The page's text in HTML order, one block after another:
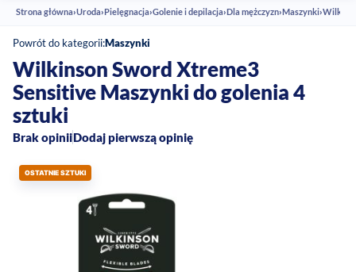
Strona główna›Uroda›Pielęgnacja›Golenie i depilacja›Dla mężczyzn›Maszynki›
OSTATNIE SZTUKI
Powrót do kategorii:Maszynki
Wilkinson Sword Xtreme3
Sensitive Maszynki do golenia 4
sztuki
Brak opiniiDodaj pierwszą opinię